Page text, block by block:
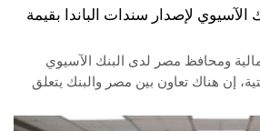
الآسيوي لإصدار سندات الباندا بقيمة
ومحافظ مصر لدى البنك الآسيوي
إن هناك تعاون بين مصر والبنك يتعلق